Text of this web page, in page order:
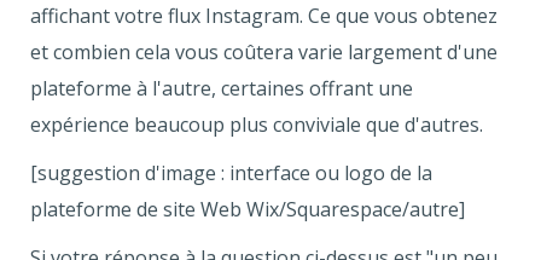
affichant votre flux Instagram. Ce que vous obtenez
et combien cela vous coûtera varie largement d'une
plateforme à l'autre, certaines offrant une
expérience beaucoup plus conviviale que d'autres.
[suggestion d'image : interface ou logo de la
plateforme de site Web Wix/Squarespace/autre]